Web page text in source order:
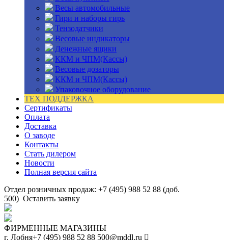
Весы автомобильные
Гири и наборы гирь
Тензодатчики
Весовые индикаторы
Денежные ящики
ККМ и ЧПМ(Кассы)
Весовые дозаторы
ККМ и ЧПМ(Кассы)
Упаковочное оборудование
ТЕХ ПОДДЕРЖКА
Сертификаты
Оплата
Доставка
О заводе
Контакты
Стать дилером
Новости
Полная версия сайта
Отдел розничных продаж: +7 (495) 988 52 88 (доб.
500) Оставить заявку
ФИРМЕННЫЕ МАГАЗИНЫ
г. Лобня+7 (495) 988 52 88 500@mddl.ru